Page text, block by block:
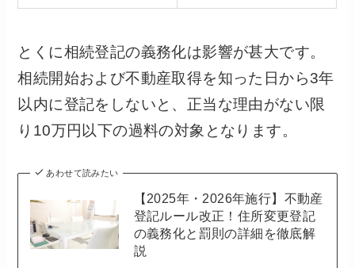
とくに相続登記の義務化は影響が甚大です。
相続開始および不動産取得を知った日から3年
以内に登記をしないと、正当な理由がない限
り10万円以下の過料の対象となります。
あわせて読みたい
【2025年・2026年施行】不動産
登記ルール改正！住所変更登記
の義務化と罰則の詳細を徹底解
説